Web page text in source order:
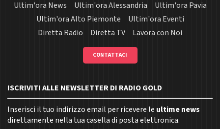
Ultim'ora News
Ultim'ora Alessandria
Ultim'ora Pavia
Ultim'ora Alto Piemonte
Ultim'ora Eventi
Diretta Radio
Diretta TV Lavora con Noi
CONTATTACI
ISCRIVITI ALLE NEWSLETTER DI RADIO GOLD
Inserisci il tuo indirizzo email per ricevere le ultime news
direttamente nella tua casella di posta elettronica.